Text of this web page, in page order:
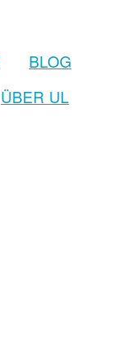
BLOG
ÜBER UL